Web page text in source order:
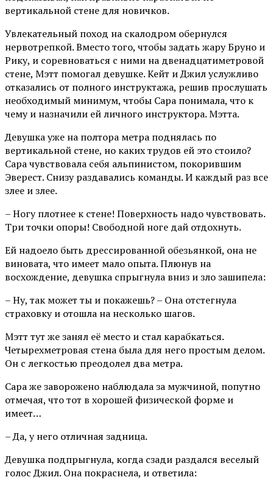
вертикальной стене для новичков.
Увлекательный поход на скалодром обернулся
нервотрепкой. Вместо того, чтобы задать жару Бруно и
Рику, и соревноваться с ними на двенадцатиметровой
стене, Мэтт помогал девушке. Кейт и Джил услужливо
отказались от полного инструктажа, решив прослушать
необходимый минимум, чтобы Сара понимала, что к
чему и назначили ей личного инструктора. Мэтта.
Девушка уже на полтора метра поднялась по
вертикальной стене, но каких трудов ей это стоило?
Сара чувствовала себя альпинистом, покорившим
Эверест. Снизу раздавались команды. И каждый раз все
злее и злее.
– Ногу плотнее к стене! Поверхность надо чувствовать.
Три точки опоры! Свободной ноге дай отдохнуть.
Ей надоело быть дрессированной обезьянкой, она не
виновата, что имеет мало опыта. Плюнув на
восхождение, девушка спрыгнула вниз и зло зашипела:
– Ну, так может ты и покажешь? – Она отстегнула
страховку и отошла на несколько шагов.
Мэтт тут же занял её место и стал карабкаться.
Четырехметровая стена была для него простым делом.
Он с легкостью преодолел два метра.
Сара же заворожено наблюдала за мужчиной, попутно
отмечая, что тот в хорошей физической форме и
имеет…
– Да, у него отличная задница.
Девушка подпрыгнула, когда сзади раздался веселый
голос Джил. Она покраснела, и ответила: